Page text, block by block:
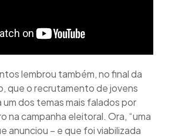
lembrou também, no final da
que o recrutamento de jovens
dos temas mais falados por
na campanha eleitoral. Ora, “uma
anunciou – e que foi viabilizada